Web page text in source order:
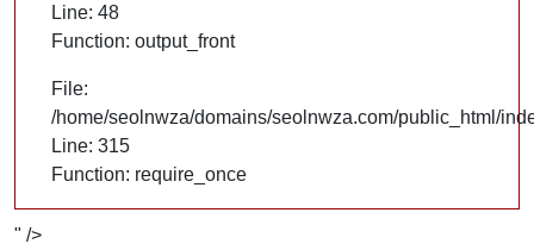
Line: 48
Function: output_front
File:
/home/seolnwza/domains/seolnwza.com/public_html/
Line: 315
Function: require_once
" />